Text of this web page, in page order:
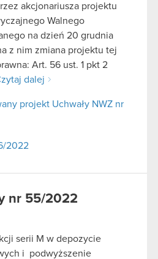
akcjonariusza projektu
Walnego
na dzień 20 grudnia
z nim zmiana projektu tej
Art. 56 ust. 1 pkt 2
dalej
projekt Uchwały NWZ nr
2022
nr 55/2022
serii M w depozycie
i podwyższenie